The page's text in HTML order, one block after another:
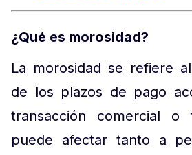
¿Qué es morosidad?
La morosidad se refiere
de los plazos de pago
transacción comercial o
puede afectar tanto a